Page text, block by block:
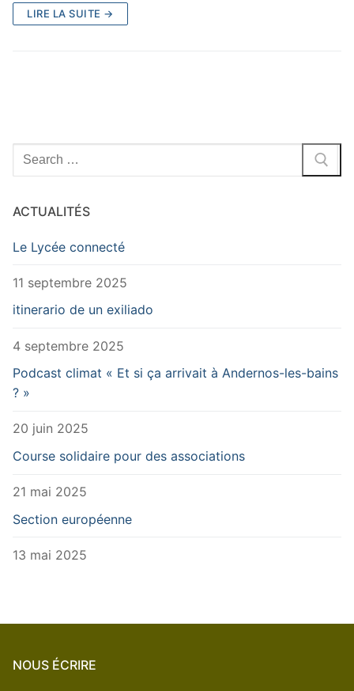
LIRE LA SUITE →
Rechercher
:
ACTUALITÉS
Le Lycée connecté
11 septembre 2025
itinerario de un exiliado
4 septembre 2025
Podcast climat « Et si ça arrivait à Andernos-les-bains
? »
20 juin 2025
Course solidaire pour des associations
21 mai 2025
Section européenne
13 mai 2025
NOUS ÉCRIRE